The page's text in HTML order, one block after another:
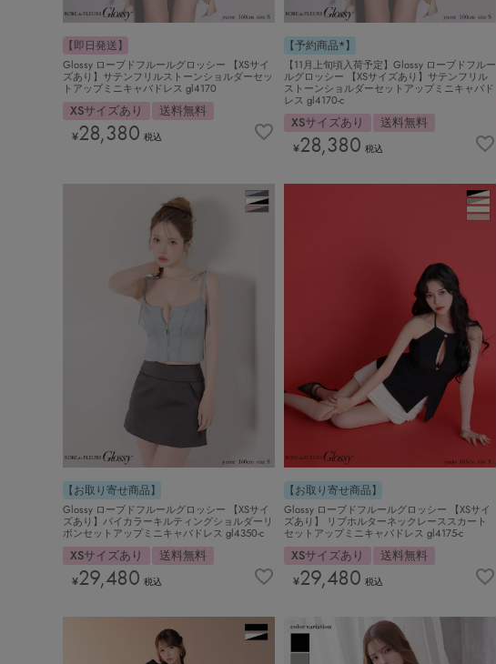
【即日発送】
Glossy ローブドフルールグロッシー 【XSサイ
ズあり】サテンフリルストーンショルダーセッ
トアップミニキャバドレス gl4170
XSサイズあり 送料無料
¥28,380 税込
【予約商品*】
【11月上旬頃入荷予定】Glossy ローブドフルー
ルグロッシー 【XSサイズあり】サテンフリル
ストーンショルダーセットアップミニキャバド
レス gl4170-c
XSサイズあり 送料無料
¥28,380 税込
【お取り寄せ商品】
Glossy ローブドフルールグロッシー 【XSサイ
ズあり】バイカラーキルティングショルダーリ
ボンセットアップミニキャバドレス gl4350-c
XSサイズあり 送料無料
¥29,480 税込
【お取り寄せ商品】
Glossy ローブドフルールグロッシー 【XSサイ
ズあり】 リブホルターネックレーススカート
セットアップミニキャバドレス gl4175-c
XSサイズあり 送料無料
¥29,480 税込